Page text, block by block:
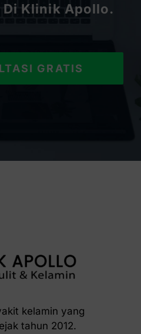
Di Klinik Apollo.
GRATIS
kelamin yang
tahun 2012.